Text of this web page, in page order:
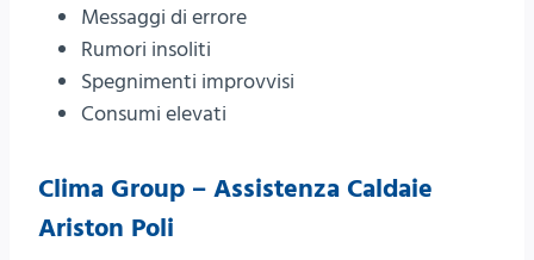
Messaggi di errore
Rumori insoliti
Spegnimenti improvvisi
Consumi elevati
Clima Group – Assistenza Caldaie
Ariston Poli